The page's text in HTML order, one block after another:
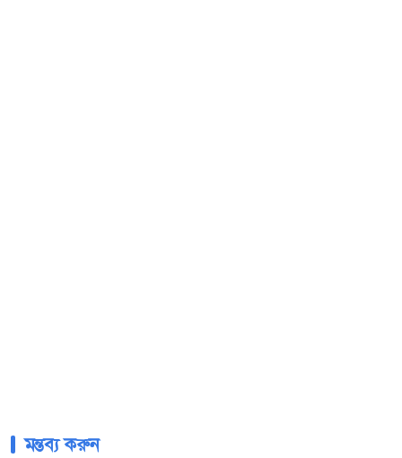
মন্তব্য করুন